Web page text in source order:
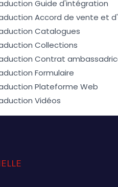
Guide d'intégration
Accord de vente et
Catalogues
Collections
Contrat
Formulaire
Plateforme Web
Vidéos